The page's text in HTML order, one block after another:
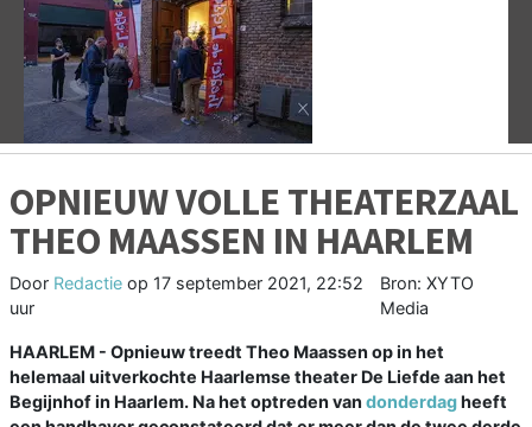
Vorige
OPNIEUW VOLLE THEATERZAAL
THEO MAASSEN IN HAARLEM
Door Redactie op 17 september 2021, 22:52
uur
Bron: XYTO
Media
HAARLEM - Opnieuw treedt Theo Maassen op in het
helemaal uitverkochte Haarlemse theater De Liefde aan het
Begijnhof in Haarlem. Na het optreden van donderdagheeft